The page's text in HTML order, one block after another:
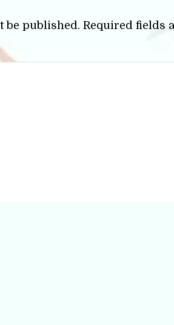
be published. Required fields